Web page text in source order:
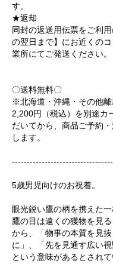
す。
★返却
同封の返送用伝票をご利
の翌日まで】にお近くの
業所にてご発送ください。
〇送料無料〇
※北海道・沖縄・その他
2,200円（税込）を別途カ
だいてから、商品ご予約
します。
5歳男児向けのお祝着。
眼光鋭い鷹の柄を携えた一
鷹の目は遠くの獲物を見
から、「物事の本質を見
に」、「先を見通す広い視
という意味があるとされて